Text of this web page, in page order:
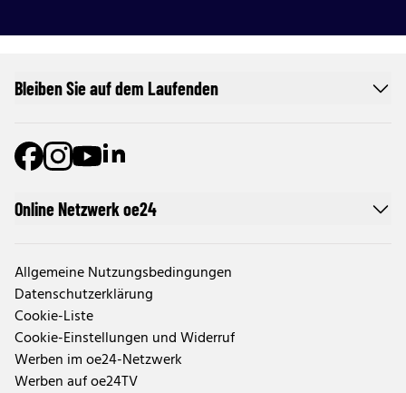
Online Netzwerk oe24
Allgemeine Nutzungsbedingungen
Datenschutzerklärung
Cookie-Liste
Cookie-Einstellungen und Widerruf
Werben im oe24-Netzwerk
Werben auf oe24TV
Bleiben Sie auf dem Laufenden